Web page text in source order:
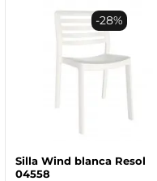
Silla Wind blanca Resol
04558
-28%